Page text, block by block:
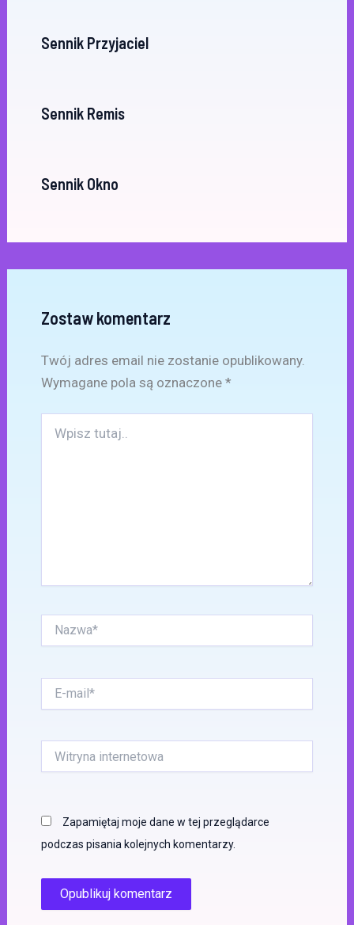
Sennik Przyjaciel
Sennik Remis
Sennik Okno
Zostaw komentarz
Twój adres email nie zostanie opublikowany.
Wymagane pola są oznaczone *
tutaj..
mail*
internetowa
Zapamiętaj moje dane w tej przeglądarce
podczas pisania kolejnych komentarzy.